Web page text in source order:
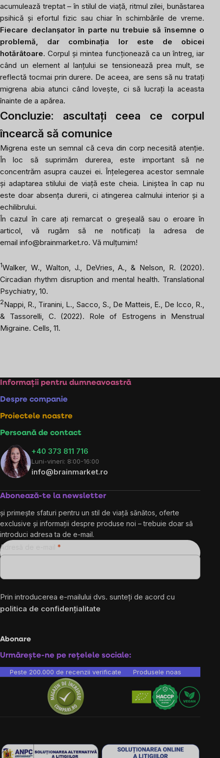
acumulează treptat – în stilul de viață, ritmul zilei, bunăstarea
psihică și efortul fizic sau chiar în schimbările de vreme.
Fiecare declanșator în parte nu trebuie să însemne o
problemă, dar combinația lor este de obicei
hotărâtoare. Corpul și mintea funcționează ca un întreg, iar
când un element al lanțului se tensionează prea mult, se
reflectă tocmai prin durere. De aceea, are sens să nu tratați
migrena abia atunci când lovește, ci să lucrați la aceasta
înainte de a apărea.
Concluzie: ascultați ceea ce corpul
încearcă să comunice
Migrena este un semnal că ceva din corp necesită atenție.
În loc să suprimăm durerea, este important să ne
concentrăm asupra cauzei ei. Înțelegerea acestor semnale
și adaptarea stilului de viață este cheia. Liniștea în cap nu
este doar absența durerii, ci atingerea calmului interior și a
echilibrului.
În cazul în care ați remarcat o greșeală sau o eroare în
articol, vă rugăm să ne notificați la adresa de
email info@brainmarket.ro. Vă mulțumim!
1Walker, W., Walton, J., DeVries, A., & Nelson, R. (2020).
Circadian rhythm disruption and mental health. Translational
Psychiatry, 10.
2Nappi, R., Tiranini, L., Sacco, S., De Matteis, E., De Icco, R.,
& Tassorelli, C. (2022). Role of Estrogens in Menstrual
Migraine. Cells, 11.
Subsol
Informații pentru dumneavoastră
Despre companie
Proiectele noastre
Persoană de contact
+40 373 811 716
Luni-vineri: 8:00-16:00
info@brainmarket.ro
Abonează-te la newsletter
și primește sfaturi pentru un stil de viață sănătos, oferte
exclusive și informații despre produse noi – trebuie doar să
introduci adresa ta de e-mail.
Adresă de e-mail
Prin introducerea e-mailului dvs. sunteți de acord cu
politica de confidențialitate
Abonare
Urmărește-ne pe rețelele sociale:
Peste 200.000 de recenzii verificate Produsele noastre sunt